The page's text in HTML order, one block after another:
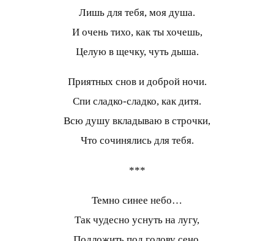
Лишь для тебя, моя душа.
И очень тихо, как ты хочешь,
Целую в щечку, чуть дыша.
Приятных снов и доброй ночи.
Спи сладко-сладко, как дитя.
Всю душу вкладываю в строчки,
Что сочинялись для тебя.
***
Темно синее небо…
Так чудесно уснуть на лугу,